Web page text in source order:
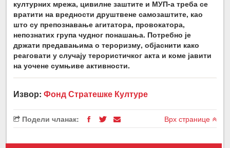
културних мрежа, цивилне заштите и МУП-а треба се
вратити на вредности друштвене самозаштите, као
што су препознавање агитатора, провокатора,
непознатих група чудног понашања. Потребно је
држати предавањима о тероризму, објаснити како
реаговати у случају терористичког акта и коме јавити
на уочене сумњиве активности.
Извор:Фонд Стратешке Културе
Подели чланак: Врх странице